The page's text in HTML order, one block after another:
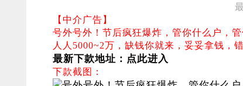
【中介广告】
号外号外！节后疯狂爆炸， 管你什么户，管
人人5000~2万， 缺钱你就来，妥妥拿钱 ，
最新下款地址： 点此进入
下款截图：